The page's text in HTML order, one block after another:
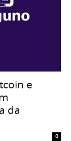
e
da
0